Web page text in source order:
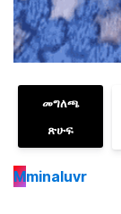
መግለጫ
ጽሁፍ
Mminaluvr